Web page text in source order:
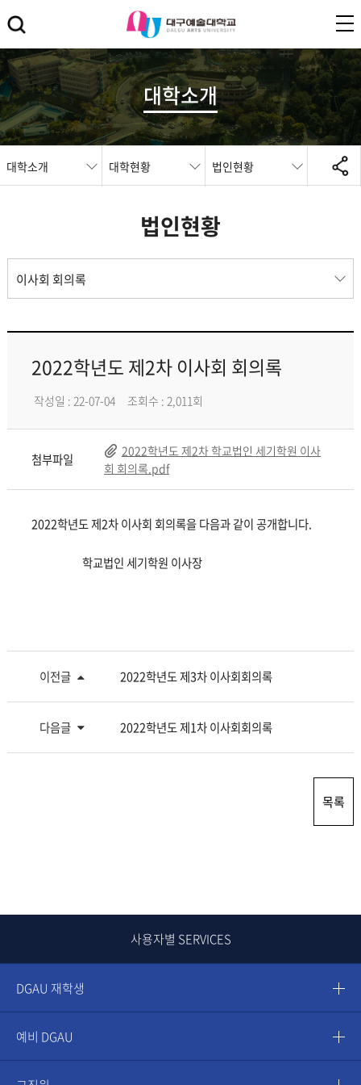
대학소개
대학소개 대학현황 법인현황
법인현황
이사회 회의록
2022학년도 제2차 이사회 회의록
작성일 : 22-07-04 조회수 : 2,011회
첨부파일
2022학년도 제2차 학교법인 세기학원 이사
회 회의록.pdf
2022학년도 제2차 이사회 회의록을 다음과 같이 공개합니다.
학교법인 세기학원 이사장
이전글 2022학년도 제3차 이사회회의록
다음글 2022학년도 제1차 이사회회의록
목록
사용자별 SERVICES
DGAU 재학생
예비 DGAU